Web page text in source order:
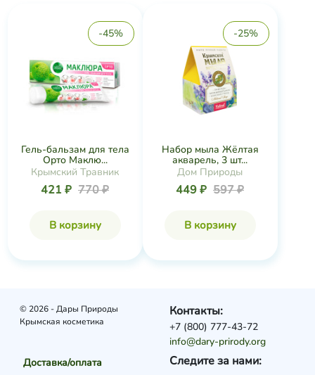
-45%
Гель-бальзам для тела
Орто Маклю...
Крымский Травник
421 ₽ 770 ₽
В корзину
-25%
Набор мыла Жёлтая
акварель, 3 шт...
Дом Природы
449 ₽ 597 ₽
В корзину
© 2026 - Дары Природы
Крымская косметика
Доставка/оплата
Следите за нами:
Контакты:
+7 (800) 777-43-72
info@dary-prirody.org